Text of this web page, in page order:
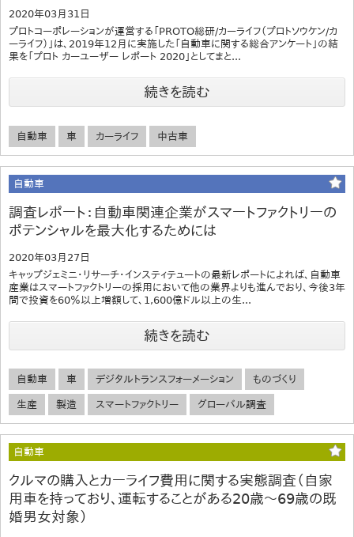
2020年03月31日
プロトコーポレーションが運営する「PROTO総研/カーライフ（プロトソウケン/カ
ーライフ）」は、2019年12月に実施した「自動車に関する総合アンケート」の結
果を「プロト カーユーザー レポート 2020」としてまと...
続きを読む
自動車 車 カーライフ 中古車
自動車
調査レポート：自動車関連企業がスマートファクトリーの
ポテンシャルを最大化するためには
2020年03月27日
キャップジェミニ・リサーチ・インスティテュートの最新レポートによれば、自動車
産業はスマートファクトリーの採用において他の業界よりも進んでおり、今後3年
間で投資を60％以上増額して、1,600億ドル以上の生...
続きを読む
自動車 車 デジタルトランスフォーメーション ものづくり
生産 製造 スマートファクトリー グローバル調査
自動車
クルマの購入とカーライフ費用に関する実態調査（自家
用車を持っており、運転することがある20歳～69歳の既
婚男女対象）